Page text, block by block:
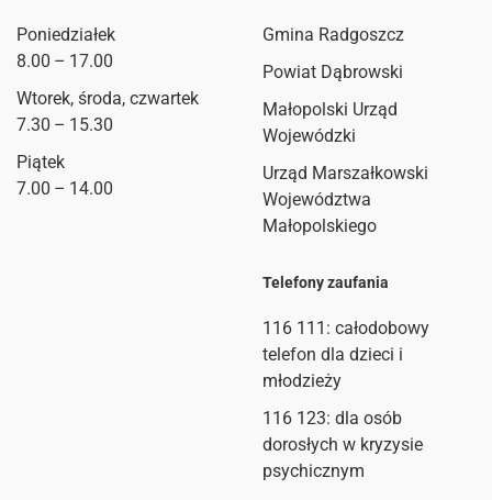
Poniedziałek
8.00 – 17.00
Wtorek, środa, czwartek
7.30 – 15.30
Piątek
7.00 – 14.00
Gmina Radgoszcz
Powiat Dąbrowski
Małopolski Urząd
Wojewódzki
Urząd Marszałkowski
Województwa
Małopolskiego
Telefony zaufania
116 111 : całodobowy
telefon dla dzieci i
młodzieży
116 123: dla osób
dorosłych w kryzysie
psychicznym